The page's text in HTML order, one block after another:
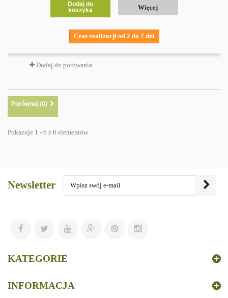
Dodaj do
koszyka
Więcej
Czas realizacji od 2 do 7 dni
Dodaj do porówania
Porównaj (0)
Pokazuje 1 - 6 z 6 elementów
Newsletter
KATEGORIE
INFORMACJA